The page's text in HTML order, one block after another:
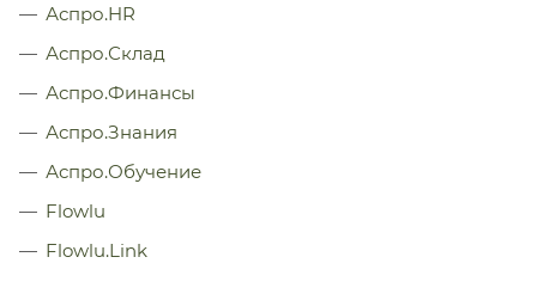
Аспро.HR
Аспро.Склад
Аспро.Финансы
Аспро.Знания
Аспро.Обучение
Flowlu
Flowlu.Link